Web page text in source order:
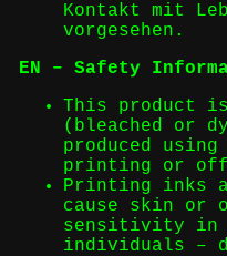
Kontakt mit
vorgesehen.
EN – Safety
This product
(bleached or
produced
printing or
Printing inks
cause skin or
sensitivity in
individuals –